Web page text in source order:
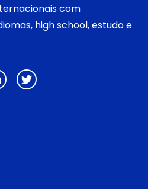
com
high school, estudo e